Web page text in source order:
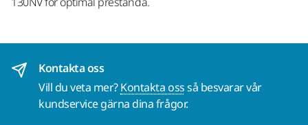
Kontakta oss
Vill du veta mer?Kontakta ossså besvarar vår
kundservice gärna dina frågor.